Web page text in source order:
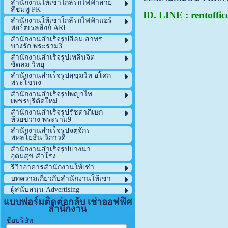
สำนักงานให้เช่าใกล้รถไฟฟ้าสาย
สีชมพู PK
สำนักงานให้เช่าใกล้รถไฟฟ้าแอร์
พอร์ตเรลลิงก์ ARL
สำนักงานสำเร็จรูปสีลม สาทร
บางรัก พระราม3
สำนักงานสำเร็จรูปเพลินจิต
ชิดลม วิทยุ
สำนักงานสำเร็จรูปสุขุมวิท อโศก
พระโขนง
สำนักงานสำเร็จรูปพญาไท
เพชรบุรีตัดใหม่
สำนักงานสำเร็จรูปรัชดาภิเษก
ห้วยขวาง พระราม9
สำนักงานสำเร็จรูปจตุจักร
พหลโยธิน วิภาวดี
สำนักงานสำเร็จรูปบางนา
อุดมสุข สำโรง
รีวิวอาคารสำนักงานให้เช่า
บทความเกี่ยวกับสำนักงานให้เช่า
ผู้สนับสนุน Advertising
แบบฟอร์มติดต่อกลับ เช่าออฟฟิศ
สำนักงาน
ชื่อบริษัท
ID. LINE :